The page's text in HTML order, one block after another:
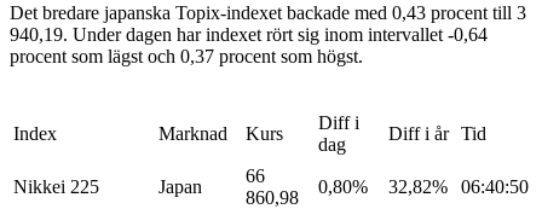
Det bredare japanska Topix-indexet backade med 0,43 procent till 3
940,19. Under dagen har indexet rört sig inom intervallet -0,64
procent som lägst och 0,37 procent som högst.
Index Marknad Kurs
Diff i
dag
Diff i år Tid
Nikkei 225 Japan
66
860,98
0,80% 32,82%
06:40:50